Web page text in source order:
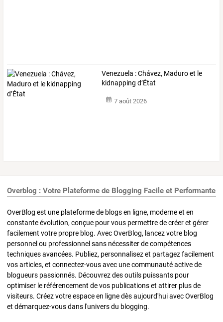
Venezuela : Chávez, Maduro et le
kidnapping d’État
7 août 2026
Overblog : Votre Plateforme de Blogging Facile et Performante
OverBlog est une plateforme de blogs en ligne, moderne et en
constante évolution, conçue pour vous permettre de créer et gérer
facilement votre propre blog. Avec OverBlog, lancez votre blog
personnel ou professionnel sans nécessiter de compétences
techniques avancées. Publiez, personnalisez et partagez facilement
vos articles, et connectez-vous avec une communauté active de
blogueurs passionnés. Découvrez des outils puissants pour
optimiser le référencement de vos publications et attirer plus de
visiteurs. Créez votre espace en ligne dès aujourd'hui avec OverBlog
et démarquez-vous dans l'univers du blogging.